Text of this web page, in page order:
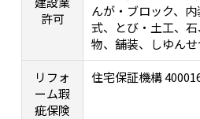
許可
んが・ブロック、
式、とび・土工、
物、舗装、しゆん
リフォ
ーム瑕
疵保険
住宅保証機構